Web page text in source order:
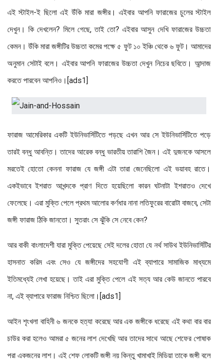
এই স্টাইল-ই ছিলো এই উঁকি মারা জঙ্গীর। এইবার আপনি ফারাজের চুলের স্টাইল
দেখুন। কি দেখলেন? মিলে গেছে, তাই তো? এইবার আসুন দেখি ফারাজের উচ্চতা
কেমন। উঁকি মারা জঙ্গীটির উচ্চতা কমের পক্ষে ৫ ফুট ১০ ইঞ্চি থেকে ৬ ফুট। আমাদের
অনুমান সেটাই বলে। এইবার আপনি ফারাজের উচ্চতা দেখুন নিচের ছবিতে। আন্দাজ
করতে পারবেন আপনিও।[ads1]
ফারাজ আমেরিকার একটি ইউনিভার্সিটিতে পড়ছে এখন আর সে ইউনিভার্সিটিতে পড়ে
তারই বন্ধু আবন্তি। তাদের আরেক বন্ধু ভারতীয় তারাশি জৈন। এই দুজনকে আসলে
মরতেই হোতো কেননা ফারাজ যে জঙ্গী এটা তারা জেনেছিলো এই ভয়াবহ রাতে।
একইভাবে ইশরাত আখন্দকে প্রাণ দিতে হয়েছিলো কারন ঘটনাটা ইশরাতও দেখে
ফেলেছে। এরা মুক্তি পেলে প্রথম আলোর কর্ণধার নানা লতিফুরের বারোটা বাজবে, সেটা
জঙ্গী ফারাজ ঠিকি জানতো। সুতরাং সে ঝুঁকি সে নেবে কেন?
আর বাকী বাংলাদেশী যারা মুক্তি পেয়েছে সেই দলের হোতা যে নর্থ সাউথ ইউনিভার্সিটির
হাসনাত করিম এবং সেও যে জঙ্গীদের সহযোগী এই ব্যাপারে সামাজিক মাধ্যমে
ইতিমধ্যেই লেখা হয়েছে। তাই এরা মুক্তি পেলে এই সত্য আর কেউ জানতে পারবে
না, এই ব্যাপারে ফারাজ নিশ্চিত ছিলো।[ads1]
আইন শৃংখলা বাহিনী ৬ জনকে হত্যা করেছে আর এক জঙ্গীকে ধরেছে এই কথা বার বার
চাউর করা হলেও আমরা ৫ জনের লাশ দেখেছি আর তাদের সাথে আছে শেফের পোষাক
পরা একজনের লাশ। এই শেফ লোকটি জঙ্গী নয় কিন্তু খামাখাই মিডিয়া তাকে জঙ্গী বলে